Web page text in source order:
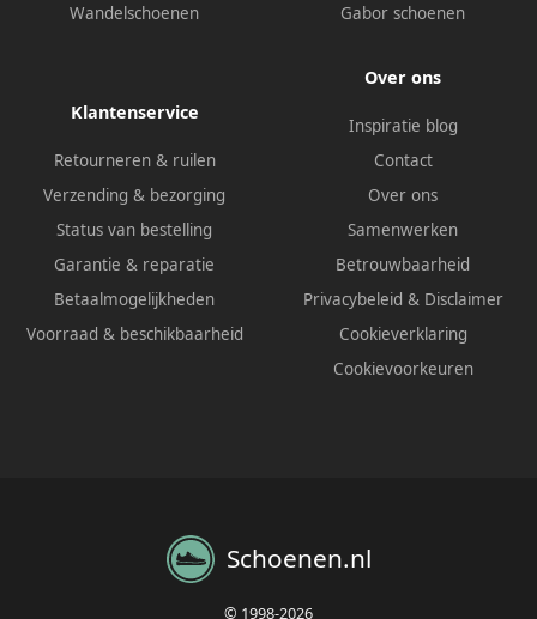
Wandelschoenen
Gabor schoenen
Klantenservice
Retourneren & ruilen
Verzending & bezorging
Status van bestelling
Garantie & reparatie
Betaalmogelijkheden
Voorraad & beschikbaarheid
Over ons
Inspiratie blog
Contact
Over ons
Samenwerken
Betrouwbaarheid
Privacybeleid & Disclaimer
Cookieverklaring
Cookievoorkeuren
Schoenen.nl
© 1998-2026